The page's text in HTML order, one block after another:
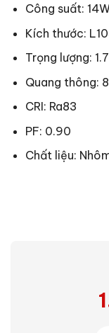
Công suất:
Kích thước:
Trọng lượng:
Quang thông:
CRI: Ra83
PF: 0.90
Chất liệu: